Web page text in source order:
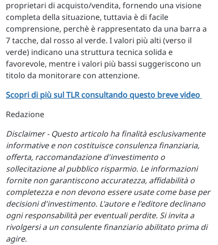
proprietari di acquisto/vendita, fornendo una visione
completa della situazione, tuttavia è di facile
comprensione, perchè è rappresentato da una barra a
7 tacche, dal rosso al verde. I valori più alti (verso il
verde) indicano una struttura tecnica solida e
favorevole, mentre i valori più bassi suggeriscono un
titolo da monitorare con attenzione.
Scopri di più sul TLR consultando questo breve video
Redazione
Disclaimer - Questo articolo ha finalità esclusivamente
informative e non costituisce consulenza finanziaria,
offerta, raccomandazione d'investimento o
sollecitazione al pubblico risparmio. Le informazioni
fornite non garantiscono accuratezza, affidabilità o
completezza e non devono essere usate come base per
decisioni d'investimento. L'autore e l'editore declinano
ogni responsabilità per eventuali perdite. Si invita a
rivolgersi a un consulente finanziario abilitato prima di
agire.